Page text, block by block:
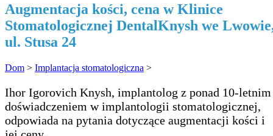
Augmentacja kości, cena w Klinice
Stomatologicznej DentalKnysh we
ul. Stusa 24
Dom > Implantacja stomatologiczna >
Ihor Igorovich Knysh, implantolog z ponad 10-letnim
doświadczeniem w implantologii stomatologicznej,
odpowiada na pytania dotyczące augmentacji kości i